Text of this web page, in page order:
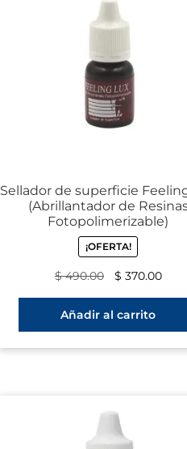
Sellador de superficie
(Abrillantador de
Fotopolimerizable)
¡OFERTA!
$490.00 $ 370.00
Añadir al carrito